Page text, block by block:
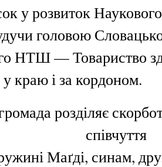
у розвиток
головою
НТШ — Товариство
краю і за кордоном.
розділяє
співчуття
Маґді, синам,